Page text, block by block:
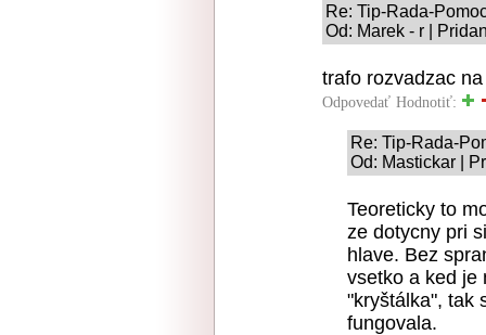
Re: Tip-Rada-
Od: Marek - r |
trafo rozvadzac
Odpovedať Hodnotiť:
Re: Tip-Rada-
Od: Mastickar |
Teoreticky to
ze dotycny pri
hlave. Bez
vsetko a ked je
"kryštálka", tak
fungovala.